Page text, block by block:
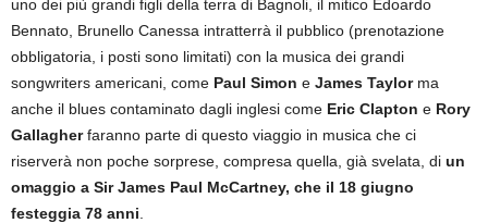
uno dei più grandi figli della terra di Bagnoli, il mitico Edoardo
Bennato, Brunello Canessa intratterrà il pubblico (prenotazione
obbligatoria, i posti sono limitati) con la musica dei grandi
songwriters americani, come Paul Simon e James Taylorma
anche il blues contaminato dagli inglesi come Eric Clapton e Rory
Gallagherfaranno parte di questo viaggio in musica che ci
riserverà non poche sorprese, compresa quella, già svelata, di un
omaggio a Sir James Paul McCartney, che il 18 giugno
festeggia 78 anni